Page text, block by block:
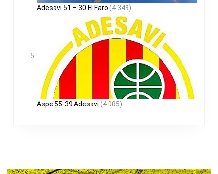
Adesavi 51 – 30 El Faro (4.349)
Aspe 55-39 Adesavi (4.085)